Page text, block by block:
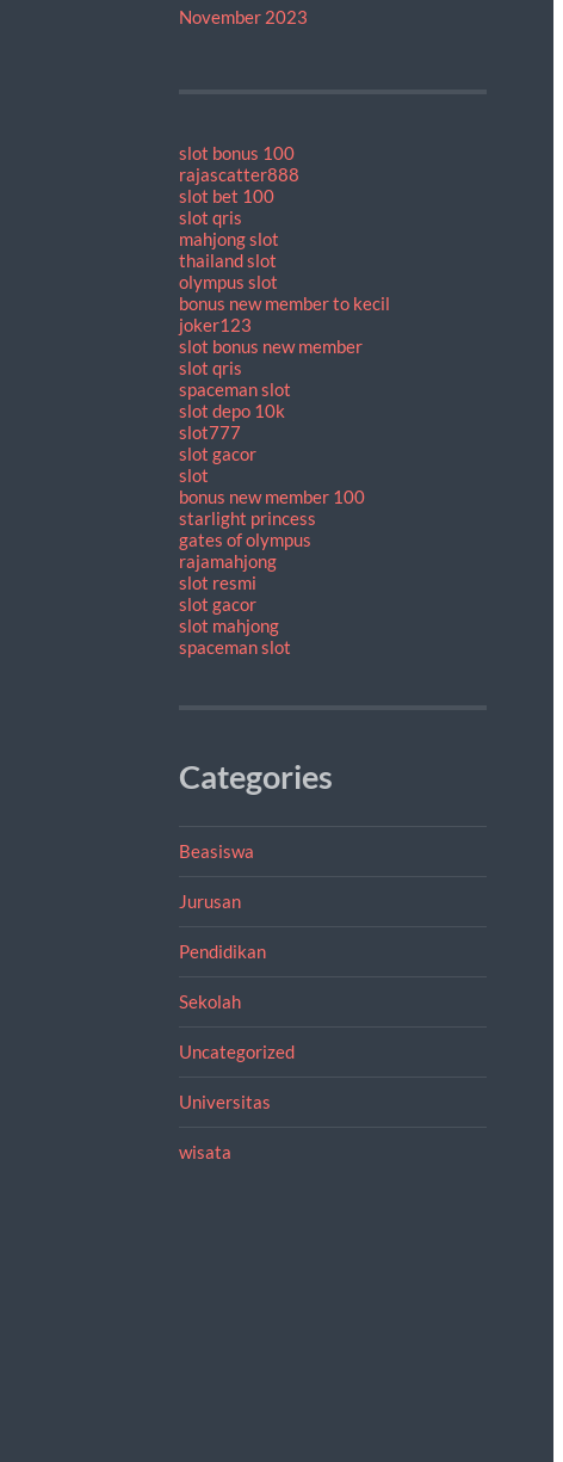
November 2023
slot bonus 100
rajascatter888
slot bet 100
slot qris
mahjong slot
thailand slot
olympus slot
bonus new member to kecil
joker123
slot bonus new member
slot qris
spaceman slot
slot depo 10k
slot777
slot gacor
slot
bonus new member 100
starlight princess
gates of olympus
rajamahjong
slot resmi
slot gacor
slot mahjong
spaceman slot
Categories
Beasiswa
Jurusan
Pendidikan
Sekolah
Uncategorized
Universitas
wisata